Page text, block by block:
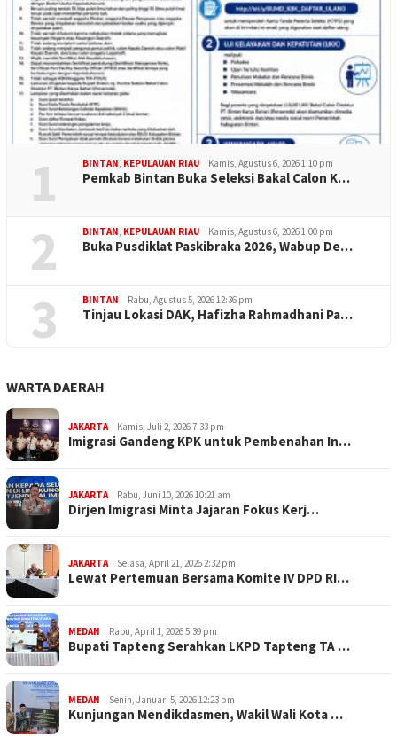
1 BINTAN, KEPULAUAN RIAU Kamis, Agustus 6, 2026 1:10 pm
Pemkab Bintan Buka Seleksi Bakal Calon K…
2 BINTAN, KEPULAUAN RIAU Kamis, Agustus 6, 2026 1:00 pm
Buka Pusdiklat Paskibraka 2026, Wabup De…
3 BINTAN Rabu, Agustus 5, 2026 12:36 pm
Tinjau Lokasi DAK, Hafizha Rahmadhani Pa…
WARTA DAERAH
JAKARTA Kamis, Juli 2, 2026 7:33 pm
Imigrasi Gandeng KPK untuk Pembenahan In…
JAKARTA Rabu, Juni 10, 2026 10:21 am
Dirjen Imigrasi Minta Jajaran Fokus Kerj…
JAKARTA Selasa, April 21, 2026 2:32 pm
Lewat Pertemuan Bersama Komite IV DPD RI…
MEDAN Rabu, April 1, 2026 5:39 pm
Bupati Tapteng Serahkan LKPD Tapteng TA …
MEDAN Senin, Januari 5, 2026 12:23 pm
Kunjungan Mendikdasmen, Wakil Wali Kota …